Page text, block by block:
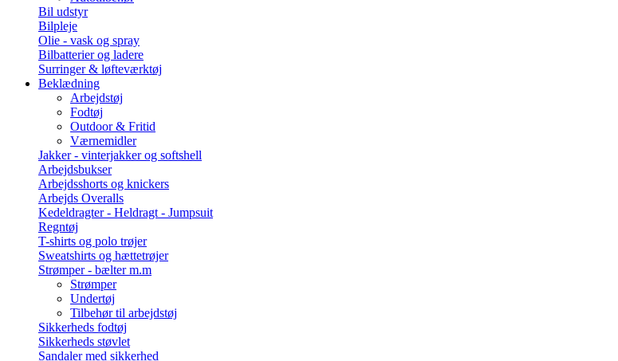
Bil udstyr
Bilpleje
Olie - vask og spray
Bilbatterier og ladere
Surringer & løfteværktøj
Beklædning
Arbejdstøj
Fodtøj
Outdoor & Fritid
Værnemidler
Jakker - vinterjakker og softshell
Arbejdsbukser
Arbejdsshorts og knickers
Arbejds Overalls
Kedeldragter - Heldragt - Jumpsuit
Regntøj
T-shirts og polo trøjer
Sweatshirts og hættetrøjer
Strømper - bælter m.m
Strømper
Undertøj
Tilbehør til arbejdstøj
Sikkerheds fodtøj
Sikkerheds støvlet
Sandaler med sikkerhed